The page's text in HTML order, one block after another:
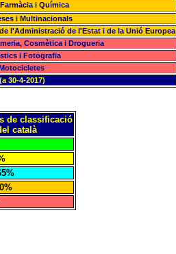
i Química
i Multinacionals
l'Administració de l'Estat i de la Unió Europea
Cosmètica i Drogueria
i Fotografia
30-4-2017)
de classificació
català